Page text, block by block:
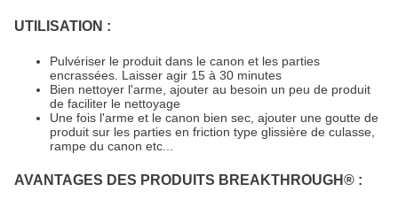
UTILISATION :
Pulvériser le produit dans le canon et les parties
encrassées. Laisser agir 15 à 30 minutes
Bien nettoyer l'arme, ajouter au besoin un peu de produit
de faciliter le nettoyage
Une fois l'arme et le canon bien sec, ajouter une goutte de
produit sur les parties en friction type glissière de culasse,
rampe du canon etc...
AVANTAGES DES PRODUITS BREAKTHROUGH® :